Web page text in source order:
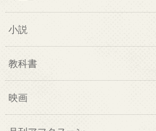
本の雑学
漫画
絵本
読書